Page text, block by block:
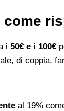
i 50€ e i 100€
di coppia,
al 19%